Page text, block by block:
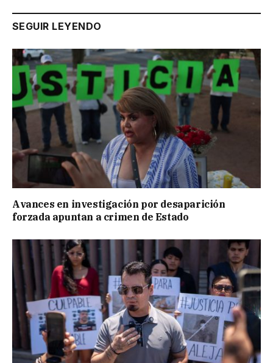
SEGUIR LEYENDO
Avances en investigación por desaparición
forzada apuntan a crimen de Estado